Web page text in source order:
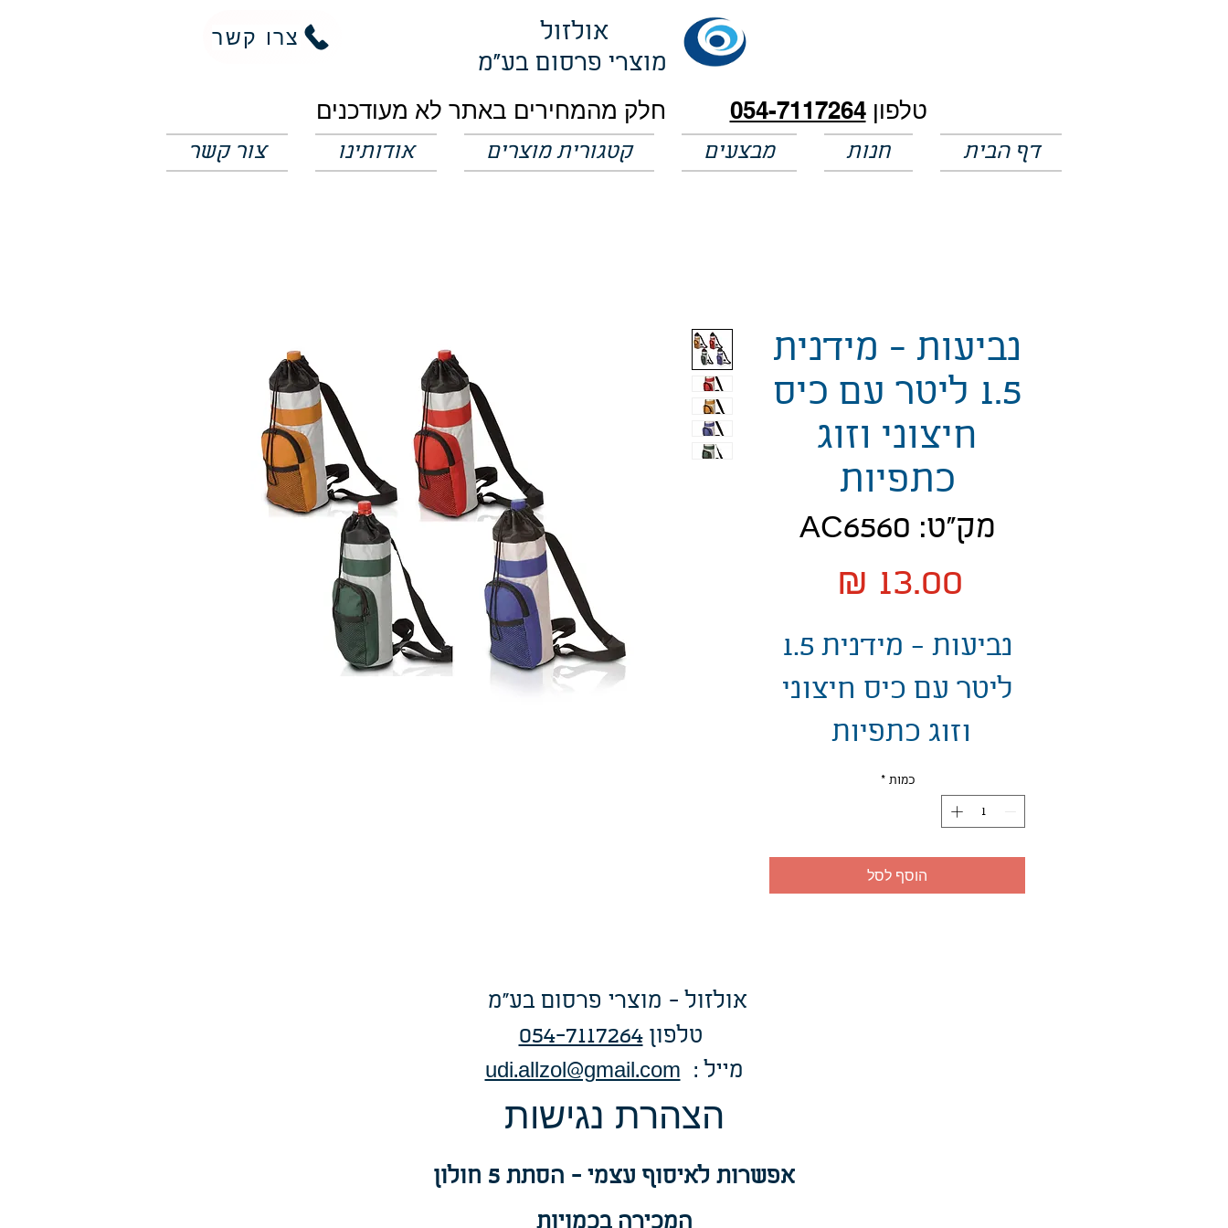
צרו קשר
אולזול
מוצרי פרסום בע"מ
טלפון054-7117264
דף הבית חנות מבצעים קטגורית מוצרים אודותינו צור קשר
נביעות - מידנית
1.5 ליטר עם כיס
חיצוני וזוג
כתפיות
מק"ט: AC6560
נביעות - מידנית 1.5
ליטר עם כיס חיצוני
וזוג כתפיות
כמות *
הוסף לסל
אולזול - מוצרי פרסום בע"מ
טלפון054-7117264
udi.allzol@gmail.com
: מייל
הצהרת נגישות
אפשרות לאיסוף עצמי - הסתת 5 חולון
המכירה בכמויות